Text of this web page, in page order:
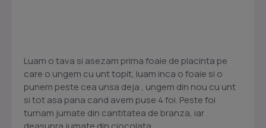
Luam o tava si asezam prima foaie de placinta pe
care o ungem cu unt topit, luam inca o foaie si o
punem peste cea unsa deja , ungem din nou cu unt
si tot asa pana cand avem puse 4 foi. Peste foi
turnam jumate din cantitatea de branza, iar